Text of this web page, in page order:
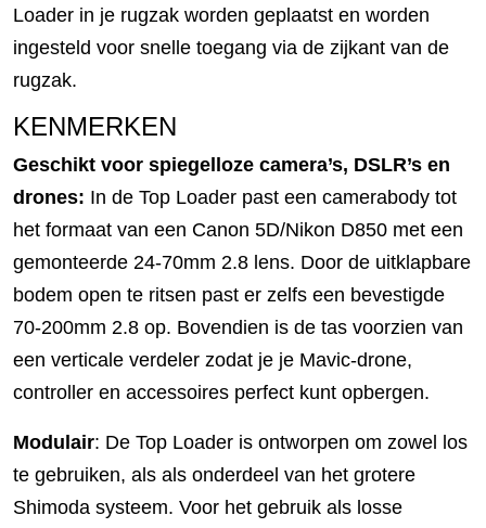
Loader in je rugzak worden geplaatst en worden
ingesteld voor snelle toegang via de zijkant van de
rugzak.
KENMERKEN
Geschikt voor spiegelloze camera’s, DSLR’s en
drones: In de Top Loader past een camerabody tot
het formaat van een Canon 5D/Nikon D850 met een
gemonteerde 24-70mm 2.8 lens. Door de uitklapbare
bodem open te ritsen past er zelfs een bevestigde
70-200mm 2.8 op. Bovendien is de tas voorzien van
een verticale verdeler zodat je je Mavic-drone,
controller en accessoires perfect kunt opbergen.
Modulair: De Top Loader is ontworpen om zowel los
te gebruiken, als als onderdeel van het grotere
Shimoda systeem. Voor het gebruik als losse